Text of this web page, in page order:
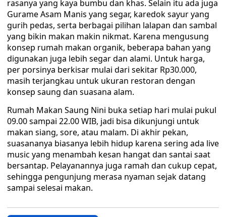
rasanya yang kaya bumbu dan khas. Selain itu ada juga
Gurame Asam Manis yang segar, karedok sayur yang
gurih pedas, serta berbagai pilihan lalapan dan sambal
yang bikin makan makin nikmat. Karena mengusung
konsep rumah makan organik, beberapa bahan yang
digunakan juga lebih segar dan alami. Untuk harga,
per porsinya berkisar mulai dari sekitar Rp30.000,
masih terjangkau untuk ukuran restoran dengan
konsep saung dan suasana alam.
Rumah Makan Saung Nini buka setiap hari mulai pukul
09.00 sampai 22.00 WIB, jadi bisa dikunjungi untuk
makan siang, sore, atau malam. Di akhir pekan,
suasananya biasanya lebih hidup karena sering ada live
music yang menambah kesan hangat dan santai saat
bersantap. Pelayanannya juga ramah dan cukup cepat,
sehingga pengunjung merasa nyaman sejak datang
sampai selesai makan.